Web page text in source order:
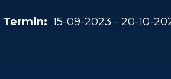
15-09-2023 - 20-10-